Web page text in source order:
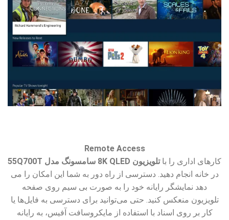
Remote Access
کارهای اداری را باتلویزیون 8K QLED سامسونگ مدل 55Q700T
در خانه انجام دهید. دسترسی از راه دور به شما این امکان را می
دهد نمایشگر رایانه خود را به صورت بی سیم روی صفحه
تلویزیون منعکس کنید. حتی می‌توانید برای دسترسی به فایل‌ها یا
کار بر روی اسناد با استفاده از مایکروسافت آفیس، به رایانه